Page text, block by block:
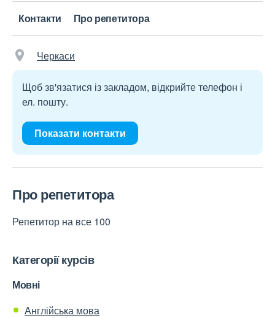
Контакти Про репетитора
Черкаси
Щоб зв'язатися із закладом, відкрийте телефон і
ел. пошту.
Показати контакти
Про репетитора
Репетитор на все 100
Категорії курсів
Мовні
Англійська мова